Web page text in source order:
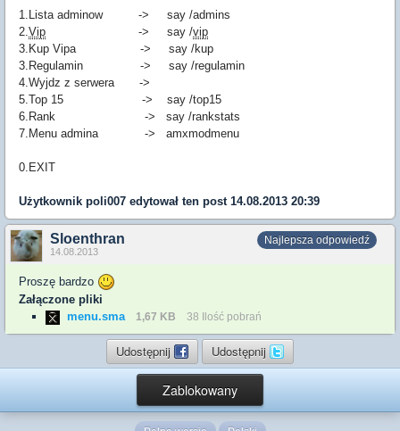
1.Lista adminow -> say /admins
2. Vip -> say /vip
3.Kup Vipa -> say /kup
3.Regulamin -> say /regulamin
4.Wyjdz z serwera ->
5.Top 15 -> say /top15
6.Rank -> say /rankstats
7.Menu admina -> amxmodmenu
0.EXIT
Użytkownik poli007 edytował ten post 14.08.2013 20:39
Najlepsza odpowiedź
Sloenthran
14.08.2013
Proszę bardzo
Załączone pliki
menu.sma
1,67 KB 38 Ilość pobrań
Udostępnij Udostępnij
Zablokowany